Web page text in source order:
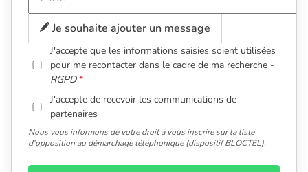
Je souhaite ajouter un message
J'accepte que les informations saisies soient utilisées
pour me recontacter dans le cadre de ma recherche -
RGPD
J'accepte de recevoir les communications de
partenaires
Nous vous informons de votre droit à vous inscrire sur la liste
d'opposition au démarchage téléphonique (dispositif BLOCTEL).